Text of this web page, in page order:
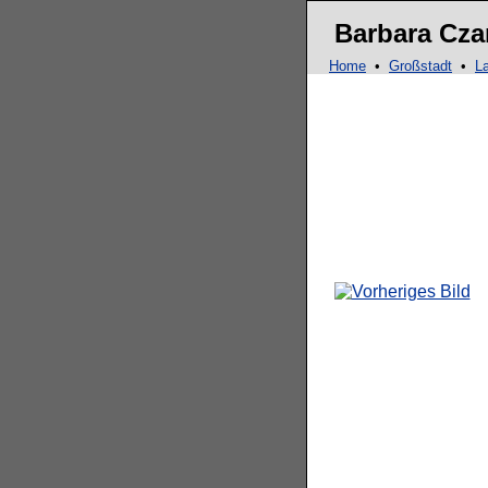
Barbara
Home • Großstadt •